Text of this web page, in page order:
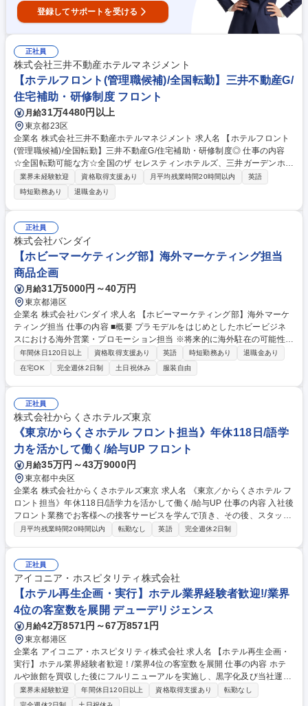
登録してサポートを受ける
正社員
株式会社三井不動産ホテルマネジメント
【ホテルフロント(管理職候補)/全国転勤】三井不動産G/
住宅補助・研修制度 フロント
月給31万4480円以上
東京都23区
企業名 株式会社三井不動産ホテルマネジメント 求人名 【ホテルフロント
(管理職候補)/全国転勤】三井不動産G/住宅補助・研修制度◎ 仕事の内容
☆全国転勤可能な方☆全国のザ セレスティンホテルズ、三井ガーデンホテ
ルズ、sequenceにて管理職候補としてフロント業務全般をお任せいたし
ます。国内外問わず様々なお客様と接しながら当社にて良い キャリアステ
ップを歩んで頂きたいと考えております！ 【詳細】接客業務、予約(電話
対応)業務などのフロント業務をご担当いただき、ゆくゆくはホテル運営
全般に関わるマネジメント業務をお任せいたします。【働き方】残業月10
～20H程度/月8～10日休のシフト勤務/夜勤あり 【研修制度】基本的な接
遇研修に加え、リーダー研修や管理職を目指す社員のための研修など成長
ステージに応じて様々な研修を用意しております。 募集職種 【ホテルフ
ロント(管理職候補)/全国転勤】三井不動産G/住宅補助・研修制度◎
業界未経験歓迎 資格取得支援あり 月平均残業時間20時間以内
英語
時短勤務あり
退職金あり
正社員
株式会社バンダイ
【ホビーマーケティング部】海外マーケティング担当
商品企画
月給31万5000円～40万円
東京都港区
企業名 株式会社バンダイ 求人名 【ホビーマーケティング部】海外マーケ
ティング担当 仕事の内容 ■概要 プラモデルをはじめとしたホビービジネ
スにおける海外営業・プロモーション担当 ※将来的に海外駐在の可能性が
ございます ※ご経験に応じ、国内営業から担当いただく場合がございます
（選考内でご相談） 【具体的には】 ・ガンプラやポケプラをはじめとす
るプラモデル商品の海外拡販や新商品導入に向けたマーケティング戦略立
案と実行 ・海外の販売代理店や法人との商談、商品/サービスの案内、受
注、出荷指示、入金確認等 ・現地イベント、店頭施策、WEBプロモーシ
ョン等の販促活動の実行と管理 募集職種 【ホビーマーケティング部】海
外マーケティング担当
年間休日120日以上 資格取得支援あり 英語 時短勤務あり
退職金あり
在宅OK
完全週休2日制 土日祝休み 服装自由
正社員
株式会社からくさホテルズ東京
《東京/からくさホテル フロント担当》年休118日/語学
力を活かして働く/給与UP フロント
月給35万円～43万9000円
東京都中央区
企業名 株式会社からくさホテルズ東京 求人名 《東京／からくさホテル フ
ロント担当》年休118日/語学力を活かして働く/給与UP 仕事の内容 入社後
フロント業務でお客様への接客サービスを学んで頂き、その後、スタッフ
の教育や収支管理等、ホテルの運営にも携わっていただきます。 【具体的
ベント企画などの各種提案業務 ★現場の声を重視する社風で、サービスや
イベント、内装など様々な分野においてご自身の考えなどを提案出来る環
境です。 募集職種 《東京／からくさホテル フロント担当》年休118日/語
学力を活かして働く/給与UP
月平均残業時間20時間以内 転勤なし 英語 完全週休2日制
正社員
アイコニア・ホスピタリティ株式会社
【ホテル再生企画・実行】ホテル業界経験者歓迎!/業界
4位の客室数を展開 デューデリジェンス
月給42万8571円～67万8571円
東京都港区
企業名 アイコニア・ホスピタリティ株式会社 求人名 【ホテル再生企画・
実行】ホテル業界経験者歓迎！/業界4位の客室数を展開 仕事の内容 ホテ
ルや旅館を買収した後にフルリニューアルを実施し、黒字化及び当社運営
するホテル再生事業における、全国の旅館・ホテルの再生企画と実行業務
をお任せします。 【詳細】■全国の旅館やホテルの現地調査を実施：ホテ
業界未経験歓迎 年間休日120日以上 資格取得支援あり
転勤なし